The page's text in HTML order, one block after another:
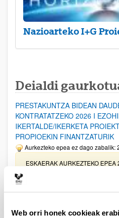
Web orri honek cookieak
Nazioarteko I+G
Deialdi
PRESTAKUNTZA BIDEAN
KONTRATATZEKO 2026 I
IKERTALDE/IKERKETA
PROPIOEKIN FINANTZATURIK
Aurkezteko epea ez dago zabalik:
ESKAERAK AURKEZTEKO
UPV/EHUn Azpiegitura